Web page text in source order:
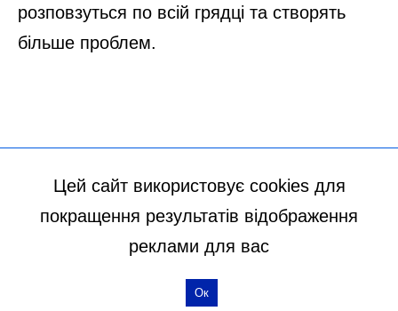
Цей сайт використовує cookies для
покращення результатів відображення
реклами для вас
Ок